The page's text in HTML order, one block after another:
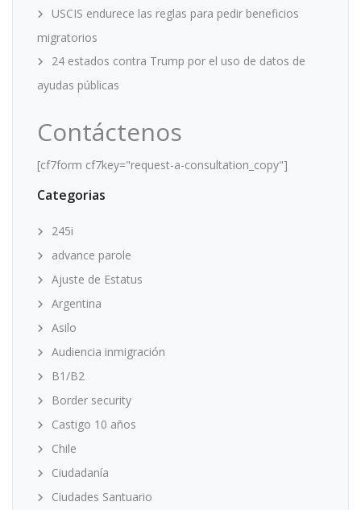
USCIS endurece las reglas para pedir beneficios
migratorios
24 estados contra Trump por el uso de datos de
ayudas públicas
Contáctenos
[cf7form cf7key="request-a-consultation_copy"]
Categorias
245i
advance parole
Ajuste de Estatus
Argentina
Asilo
Audiencia inmigración
B1/B2
Border security
Castigo 10 años
Chile
Ciudadanía
Ciudades Santuario